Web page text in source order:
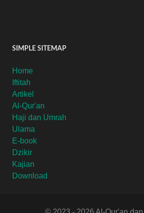
SIMPLE SITEMAP
Home
Iftitah
Artikel
Al-Qur'an
Haji dan Umrah
Ulama
E-book
Dzikir
Kajian
Download